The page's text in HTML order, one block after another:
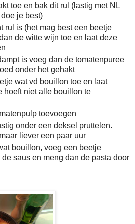
toe en bak dit rul (lastig met NL
je best)
rul is (het mag best een beetje
de witte wijn toe en laat deze
is voeg dan de tomatenpuree
onder het gehakt
wat vd bouillon toe en laat
hoeft niet alle bouillon te
toevoegen
onder een deksel pruttelen.
liever een paar uur
bouillon, voeg een beetje
de saus en meng dan de pasta door